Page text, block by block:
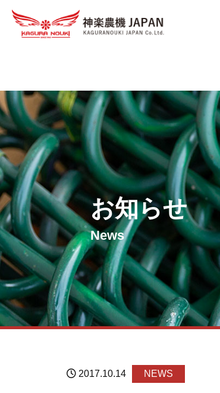
Warning : Undefined array key 0 in /home/
Warning: Attempt to read property
お知らせ
News
2017.10.14 NEWS